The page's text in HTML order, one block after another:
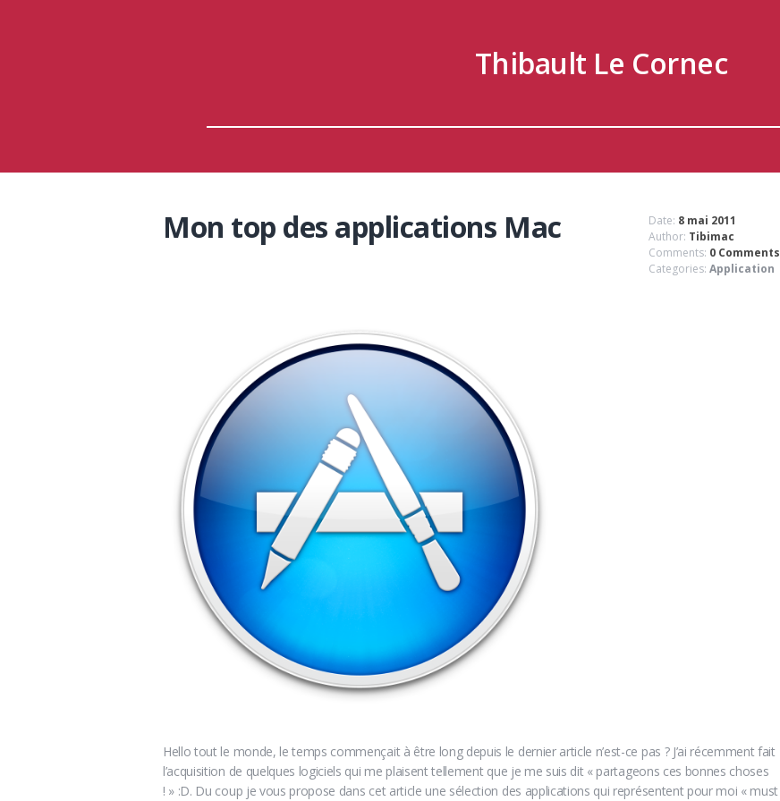
Thibault Le Cornec
Mon top des applications Mac Date: 8 mai 2011
Author: Tibimac
Comments: 0 Comments
Categories: Application
Hello tout le monde, le temps commençait à être long depuis le dernier article n’est-ce pas ? J’ai récemment fait
l’acquisition de quelques logiciels qui me plaisent tellement que je me suis dit « partageons ces bonnes choses
! » :D. Du coup je vous propose dans cet article une sélection des applications qui représentent pour moi « must